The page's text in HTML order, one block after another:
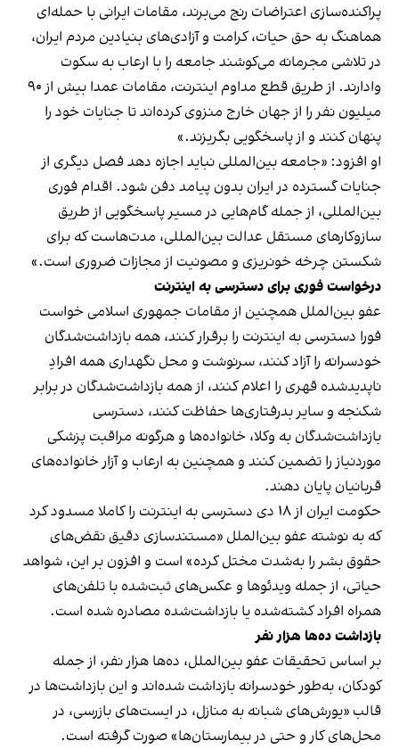
پراکنده‌سازی اعتراضات رنج می‌برند، مقامات ایرانی با حمله‌ای
هماهنگ به حق حیات، کرامت و آزادی‌های بنیادین مردم ایران،
در تلاشی مجرمانه می‌کوشند جامعه را با ارعاب به سکوت
وادارند. از طریق قطع مداوم اینترنت، مقامات عمدا بیش از ۹۰
میلیون نفر را از جهان خارج منزوی کرده‌اند تا جنایات خود را
پنهان کنند و از پاسخگویی بگریزند.»
او افزود: «جامعه بین‌المللی نباید اجازه دهد فصل دیگری از
جنایات گسترده در ایران بدون پیامد دفن شود. اقدام فوری
بین‌المللی، از جمله گام‌هایی در مسیر پاسخگویی از طریق
سازوکارهای مستقل عدالت بین‌المللی، مدت‌هاست که برای
شکستن چرخه خونریزی و مصونیت از مجازات ضروری است.»
درخواست فوری برای دسترسی به اینترنت
عفو بین‌الملل همچنین از مقامات جمهوری اسلامی خواست
فورا دسترسی به اینترنت را برقرار کنند، همه بازداشت‌شدگان
خودسرانه را آزاد کنند، سرنوشت و محل نگهداری همه افرادِ
ناپدیدشده قهری را اعلام کنند، از همه بازداشت‌شدگان در برابر
شکنجه و سایر بدرفتاری‌ها حفاظت کنند، دسترسی
بازداشت‌شدگان به وکلا، خانواده‌ها و هرگونه مراقبت پزشکی
موردنیاز را تضمین کنند و همچنین به ارعاب و آزار خانواده‌های
قربانیان پایان دهند.
حکومت ایران از ۱۸ دی دسترسی به اینترنت را کاملا مسدود کرد
که به نوشته عفو بین‌الملل «مستندسازی دقیق نقض‌های
حقوق بشر را به‌شدت مختل کرده» است و افزون بر این، شواهد
حیاتی، از جمله ویدئوها و عکس‌های ثبت‌شده با تلفن‌های
همراه افراد کشته‌شده یا بازداشت‌شده مصادره شده است.
بازداشت ده‌ها هزار نفر
بر اساس تحقیقات عفو بین‌الملل، ده‌ها هزار نفر، از جمله
کودکان، به‌طور خودسرانه بازداشت شده‌اند و این بازداشت‌ها در
قالب «یورش‌های شبانه به منازل، در ایست‌های بازرسی، در
محل‌های کار و حتی در بیمارستان‌ها» صورت گرفته است.